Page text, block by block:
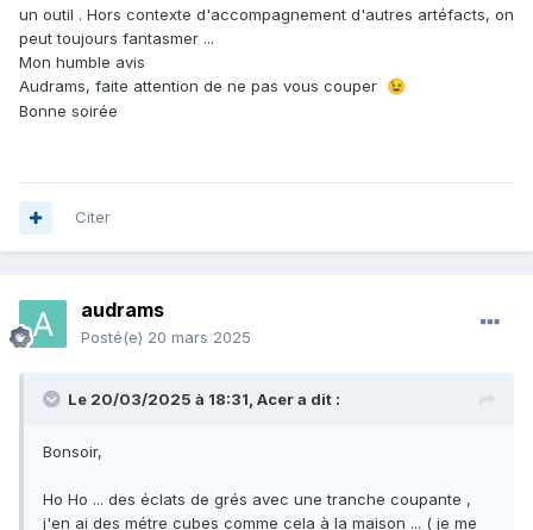
un outil . Hors contexte d'accompagnement d'autres artéfacts, on
peut toujours fantasmer ...
Mon humble avis
Audrams, faite attention de ne pas vous couper 😉
Bonne soirée
Citer
audrams
Posté(e) 20 mars 2025
Le 20/03/2025 à 18:31, Acera dit :
Bonsoir,
Ho Ho ... des éclats de grés avec une tranche coupante ,
j'en ai des métre cubes comme cela à la maison ... ( je me